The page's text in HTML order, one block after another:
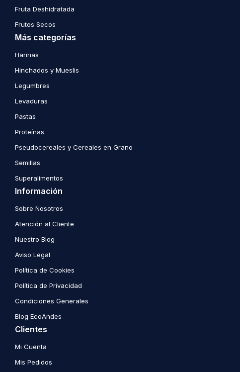
Fruta Deshidratada
Frutos Secos
Más categorías
Harinas
Hinchados y Mueslis
Legumbres
Levaduras
Pastas
Proteínas
Pseudocereales y Cereales en Grano
Semillas
Superalimentos
Información
Sobre Nosotros
Atención al Cliente
Nuestro Blog
Aviso Legal
Política de Cookies
Política de Privacidad
Condiciones Generales
Blog EcoAndes
Clientes
Mi Cuenta
Mis Pedidos